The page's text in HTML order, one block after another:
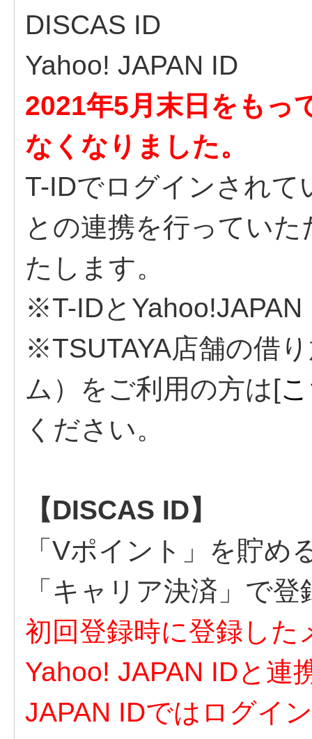
DISCAS ID
Yahoo! JAPAN ID
2021年5月末日をもっ
なくなりました。
T-IDでログインされて
との連携を行ってい
たします。
※T-IDと
※TSUTAYA店舗の借
ム）をご利用の方は[
ください。
【DISCAS ID】
「Vポイント」を貯
「キャリア決済」で
初回登録時に登録し
Yahoo! JAPAN IDと連
JAPAN IDではログイ